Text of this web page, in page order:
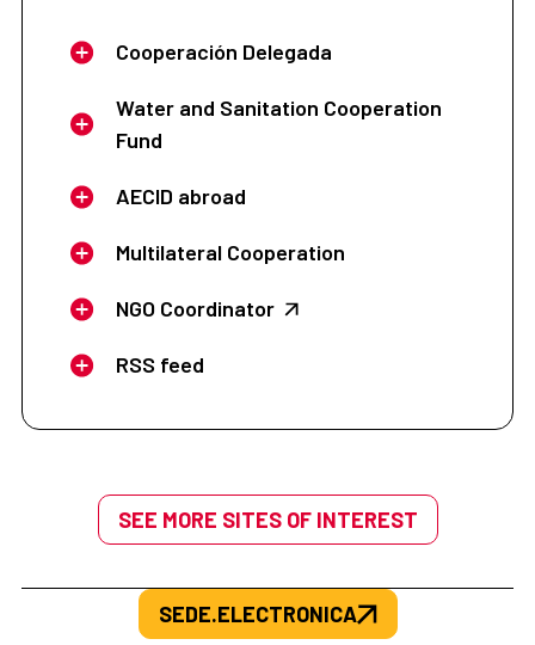
Cooperación Delegada
Water and Sanitation Cooperation
Fund
AECID abroad
Multilateral Cooperation
NGO Coordinator
RSS feed
SEE MORE SITES OF INTEREST
SEDE.ELECTRONICA